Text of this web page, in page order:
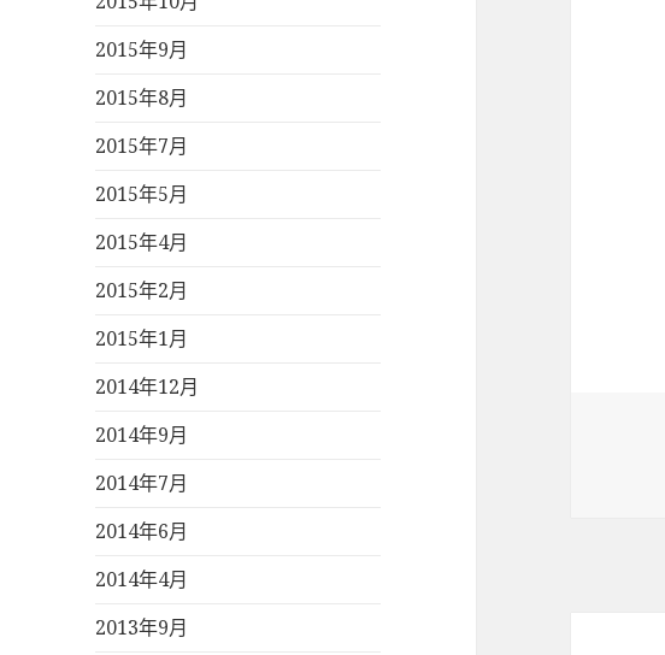
2015年9月
2015年8月
2015年7月
2015年5月
2015年4月
2015年2月
2015年1月
2014年12月
2014年9月
2014年7月
2014年6月
2014年4月
2013年9月